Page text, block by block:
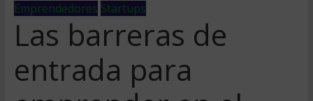
Emprendedores Startups
Las barreras de
entrada para